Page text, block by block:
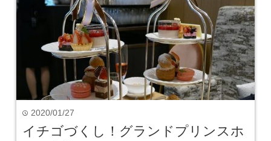
time 2020/01/27
イチゴづくし！グランドプリンスホ